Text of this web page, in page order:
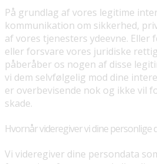
På grundlag af vores legitime
kommunikation om sikkerhed,
af vores tjenesters ydeevne. Eller
eller forsvare vores juridiske
påberåber os nogen af disse
vi dem selvfølgelig mod dine
er overbevisende nok og ikke vil
skade.
Hvornår videregiver vi dine personlige
Vi videregiver dine persondata